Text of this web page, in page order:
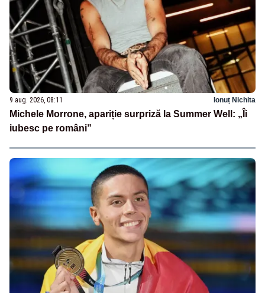
9 aug. 2026, 08:11 Ionuț Nichita
Michele Morrone, apariție surpriză la Summer Well: „Îi
iubesc pe români”